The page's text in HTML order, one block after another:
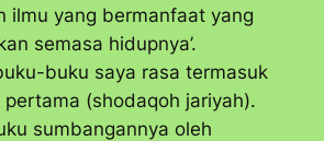
ilmu yang bermanfaat yang
semasa hidupnya’.
buku saya rasa termasuk
pertama (shodaqoh jariyah).
sumbangannya oleh